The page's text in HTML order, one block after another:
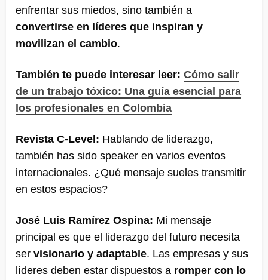
enfrentar sus miedos, sino también a
convertirse en líderes que inspiran y
movilizan el cambio.
También te puede interesar leer: Cómo salir
de un trabajo tóxico: Una guía esencial para
los profesionales en Colombia
Revista C-Level: Hablando de liderazgo,
también has sido speaker en varios eventos
internacionales. ¿Qué mensaje sueles transmitir
en estos espacios?
José Luis Ramírez Ospina: Mi mensaje
principal es que el liderazgo del futuro necesita
ser visionario y adaptable. Las empresas y sus
líderes deben estar dispuestos a romper con lo